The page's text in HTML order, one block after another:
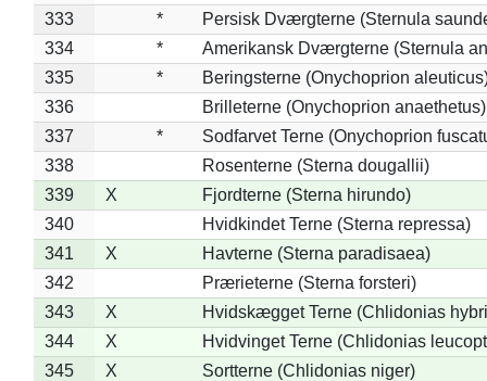
333
*
Persisk Dværgterne (Sternula
334
*
Amerikansk Dværgterne (Sternula
335
*
Beringsterne (Onychoprion
336
Brilleterne (Onychoprion anaethetus)
337
*
Sodfarvet Terne (Onychoprion
338
Rosenterne (Sterna dougallii)
339
X
Fjordterne (Sterna hirundo)
340
Hvidkindet Terne (Sterna repressa)
341
X
Havterne (Sterna paradisaea)
342
Prærieterne (Sterna forsteri)
343
X
Hvidskægget Terne (Chlidonias
344
X
Hvidvinget Terne (Chlidonias
345
X
Sortterne (Chlidonias niger)